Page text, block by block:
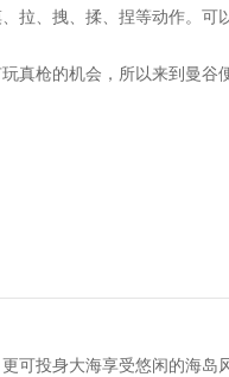
、拽、揉、捏等动作。
枪的机会，所以来到曼
投身大海享受悠闲的海